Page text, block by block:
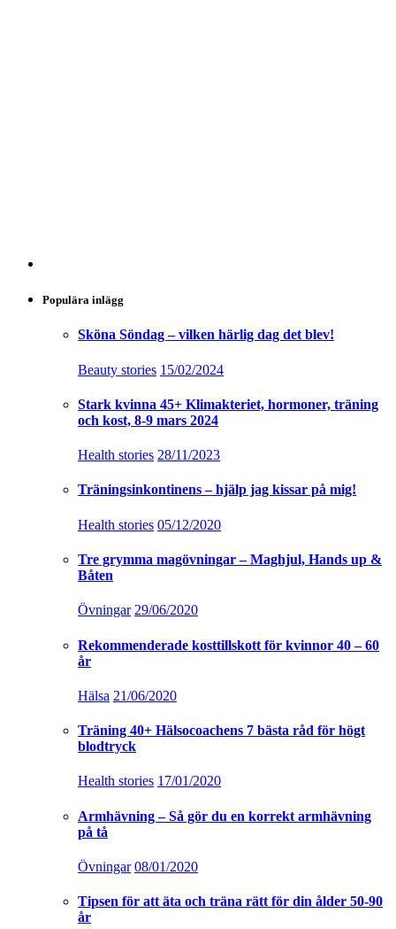
Populära inlägg
Sköna Söndag – vilken härlig dag det blev!
Beauty stories 15/02/2024
Stark kvinna 45+ Klimakteriet, hormoner, träning
och kost, 8-9 mars 2024
Health stories 28/11/2023
Träningsinkontinens – hjälp jag kissar på mig!
Health stories 05/12/2020
Tre grymma magövningar – Maghjul, Hands up &
Båten
Övningar 29/06/2020
Rekommenderade kosttillskott för kvinnor 40 – 60
år
Hälsa 21/06/2020
Träning 40+ Hälsocoachens 7 bästa råd för högt
blodtryck
Health stories 17/01/2020
Armhävning – Så gör du en korrekt armhävning
på tå
Övningar 08/01/2020
Tipsen för att äta och träna rätt för din ålder 50-90
år